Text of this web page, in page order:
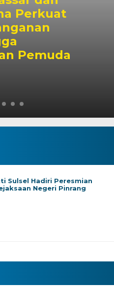
Singapura
Kota Munafri,
Pelatihan
Masyarakat
Sulsel Hadiri Peresmian
Negeri Pinrang